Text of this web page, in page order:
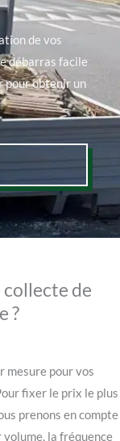
de vos
débarras facile
pour obtenir un
de
?
mesure pour vos
fixer le prix le plus
prenons en compte
la fréquence